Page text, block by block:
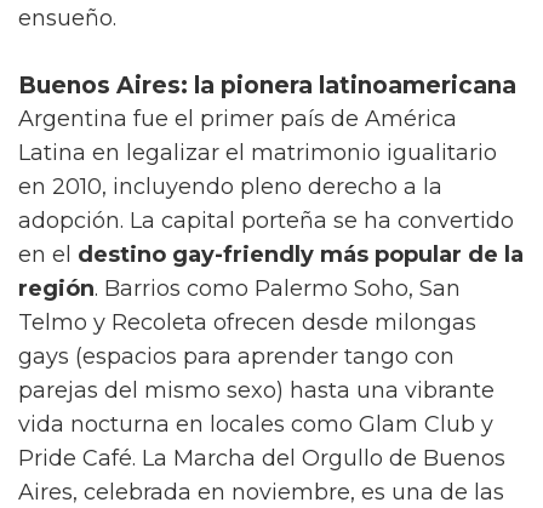
ensueño.
Buenos Aires: la pionera latinoamericana
Argentina fue el primer país de América
Latina en legalizar el matrimonio igualitario
en 2010, incluyendo pleno derecho a la
adopción. La capital porteña se ha convertido
en el destino gay-friendly más popular de la
región. Barrios como Palermo Soho, San
Telmo y Recoleta ofrecen desde milongas
gays (espacios para aprender tango con
parejas del mismo sexo) hasta una vibrante
vida nocturna en locales como Glam Club y
Pride Café. La Marcha del Orgullo de Buenos
Aires, celebrada en noviembre, es una de las